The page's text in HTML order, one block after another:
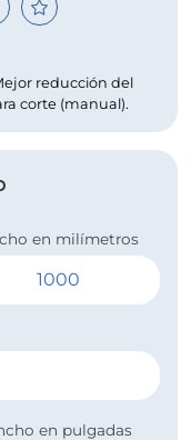
reducción del
corte (manual).
en milímetros
en pulgadas